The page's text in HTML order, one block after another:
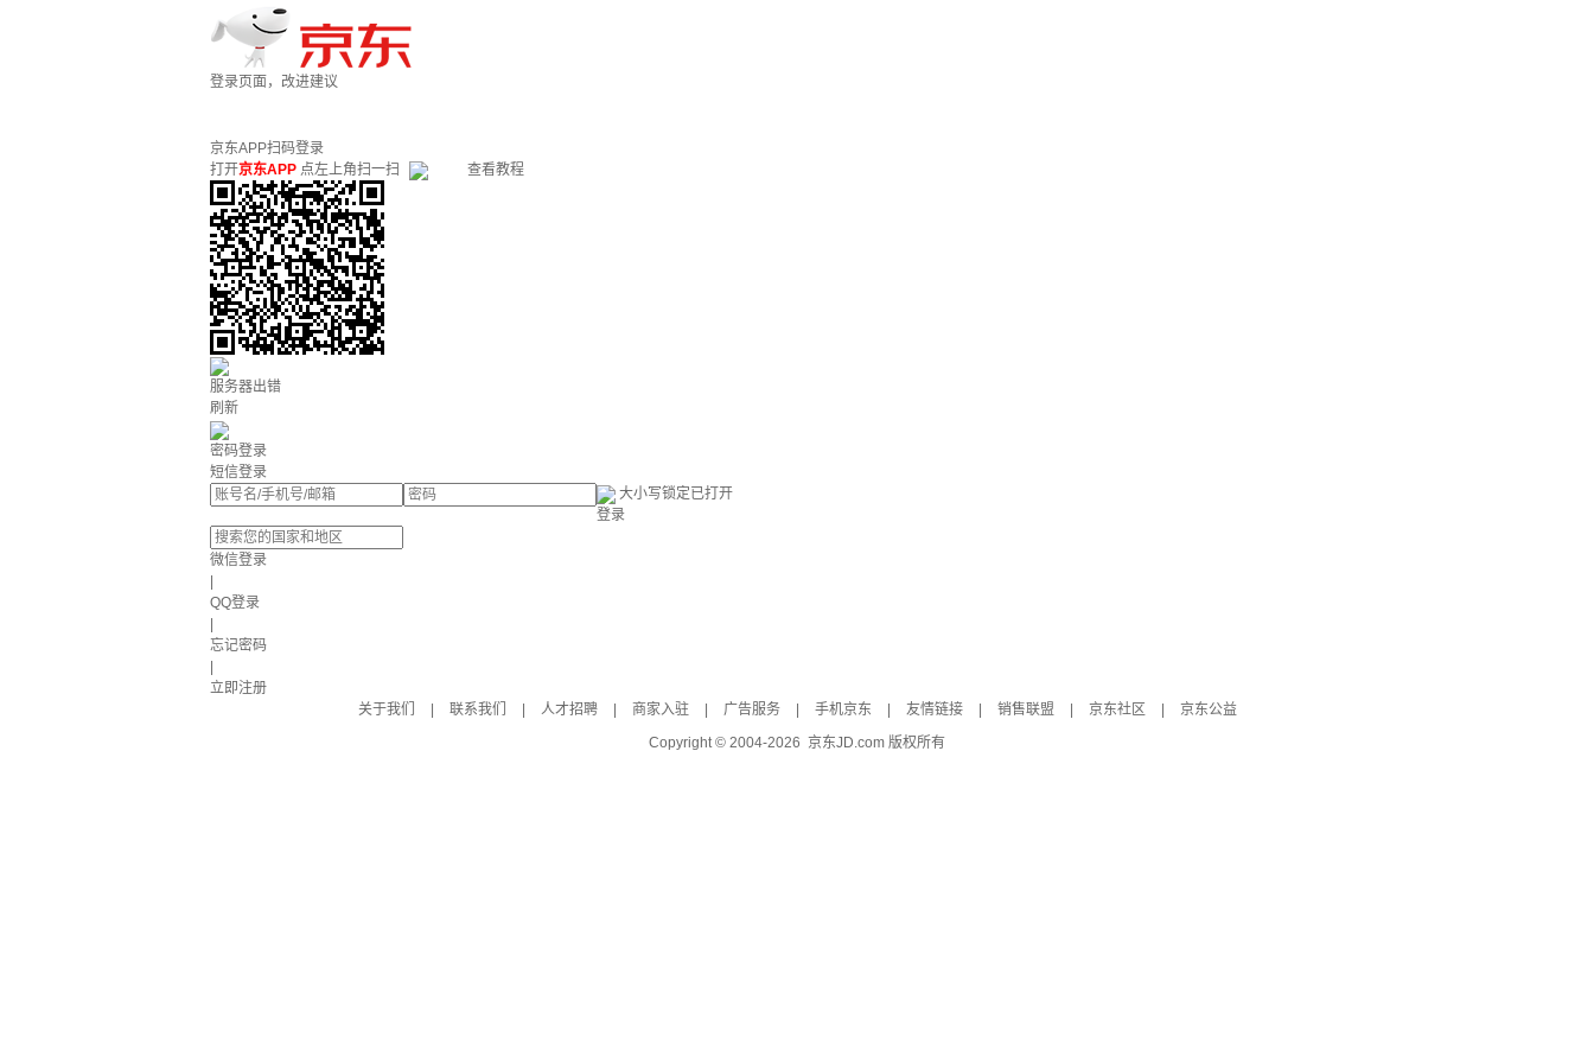
登录页面，改进建议
京东APP扫码登录
打开京东APP 点左上角扫一扫 查看教程
服务器出错
刷新
密码登录
短信登录
大小写锁定已打开
登录
微信登录
QQ登录
忘记密码
立即注册
关于我们
联系我们 人才招聘 商家入驻 广告服务 手机京东 友情链接 销售联盟 京东社区
京东公益
Copyright © 2004-2026 京东JD.com 版权所有